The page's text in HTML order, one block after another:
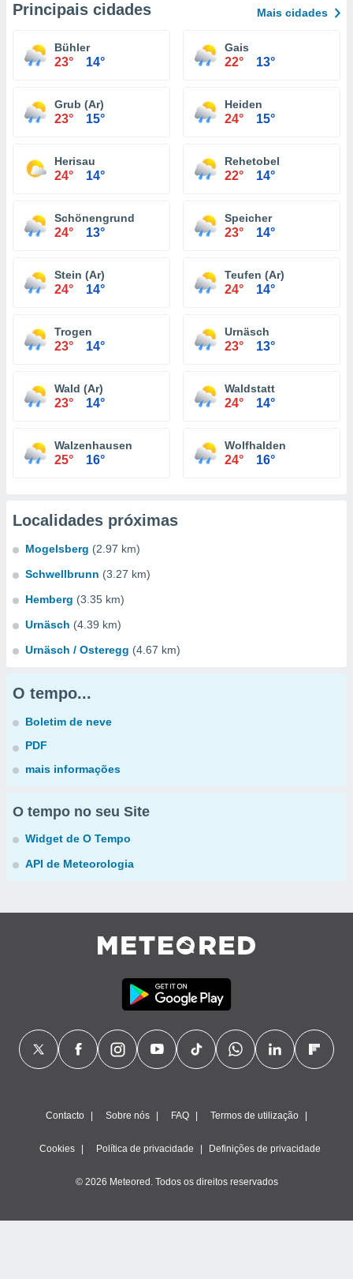
Principais cidades Mais cidades
Bühler
23° 14°
Gais
22° 13°
Grub (Ar)
23° 15°
Heiden
24° 15°
Herisau
24° 14°
Rehetobel
22° 14°
Schönengrund
24° 13°
Speicher
23° 14°
Stein (Ar)
24° 14°
Teufen (Ar)
24° 14°
Trogen
23° 14°
Urnäsch
23° 13°
Wald (Ar)
23° 14°
Waldstatt
24° 14°
Walzenhausen
25° 16°
Wolfhalden
24° 16°
Localidades próximas
Mogelsberg (2.97 km)
Schwellbrunn (3.27 km)
Hemberg (3.35 km)
Urnäsch (4.39 km)
Urnäsch / Osteregg (4.67 km)
O tempo...
Boletim de neve
PDF
mais informações
O tempo no seu Site
Widget de O Tempo
API de Meteorologia
Contacto Sobre nós FAQ Termos de utilização
Cookies Política de privacidade Definições de privacidade
© 2026 Meteored. Todos os direitos reservados